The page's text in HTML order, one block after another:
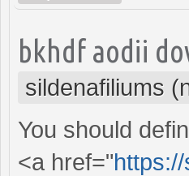
bkhdf aodii
sildenafiliums
You should
<a href="